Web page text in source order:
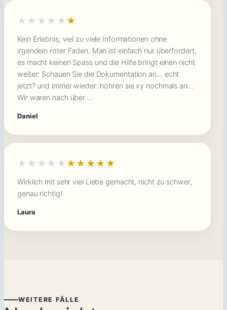
★★★★★ ★★★★★
Kein Erlebnis, viel zu viele Informationen ohne
irgendein roter Faden. Man ist einfach nur überfordert,
es macht keinen Spass und die Hilfe bringt einen nicht
weiter: Schauen Sie die Dokumentation an… echt
jetzt? und immer wieder: höhren sie xy nochmals an…
Wir waren nach über …
Daniel
★★★★★ ★★★★★
Wirklich mit sehr viel Liebe gemacht, nicht zu schwer,
genau richtig!
Laura
WEITERE FÄLLE